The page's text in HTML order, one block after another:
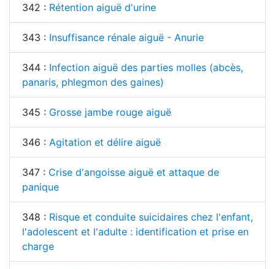
342 : Rétention aiguë d'urine
343 : Insuffisance rénale aiguë - Anurie
344 : Infection aiguë des parties molles (abcès,
panaris, phlegmon des gaines)
345 : Grosse jambe rouge aiguë
346 : Agitation et délire aiguë
347 : Crise d'angoisse aiguë et attaque de
panique
348 : Risque et conduite suicidaires chez l'enfant,
l'adolescent et l'adulte : identification et prise en
charge